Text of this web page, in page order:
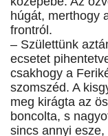
húgát, merthogy
frontról.
– Születtünk
ecsetet
csakhogy a
szomszéd. A
meg kirágta az
boncolta, s
sincs annyi